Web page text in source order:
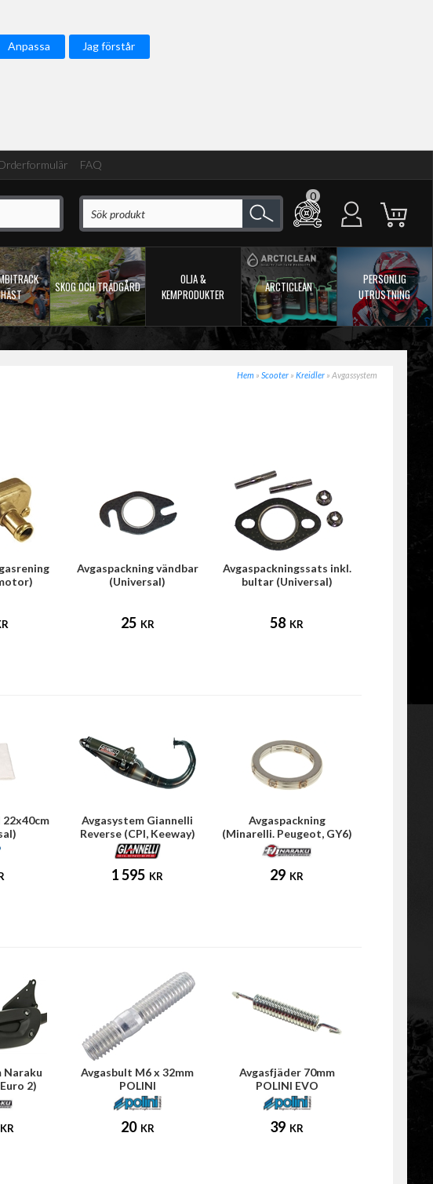
Anpassa Jag förstår
FAQ
0
SKOG OCH TRÄDGÅRD
OLJA &
KEMPRODUKTER
ARCTICLEAN
PERSONLIG
UTRUSTNING
Hem » Scooter » Kreidler » Avgassystem
Avgaspackning vändbar
(Universal)
25 KR
Avgaspackningssats inkl.
bultar (Universal)
58 KR
Avgasystem Giannelli
Reverse (CPI, Keeway)
1 595 KR
Avgaspackning
(Minarelli. Peugeot, GY6)
29 KR
Naraku
2)
KR
Avgasbult M6 x 32mm
POLINI
20 KR
Avgasfjäder 70mm
POLINI EVO
39 KR